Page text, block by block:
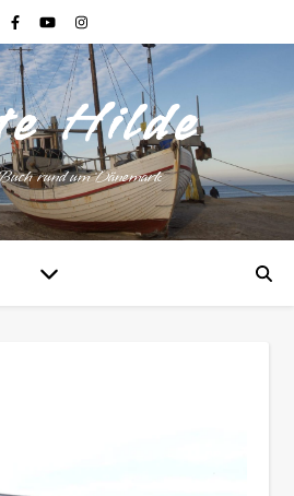
Hilde
rund um Dänemark